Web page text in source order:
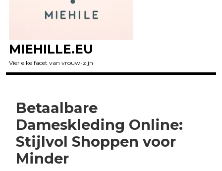
MIEHILLE.EU
Vier elke facet van vrouw-zijn
Betaalbare
Dameskleding Online:
Stijlvol Shoppen voor
Minder